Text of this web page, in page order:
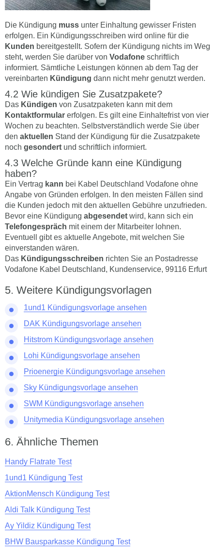
Die Kündigung muss unter Einhaltung gewisser Fristen
erfolgen. Ein Kündigungsschreiben wird online für die
Kunden bereitgestellt. Sofern der Kündigung nichts im Weg
steht, werden Sie darüber von Vodafone schriftlich
informiert. Sämtliche Leistungen können ab dem Tag der
vereinbarten Kündigung dann nicht mehr genutzt werden.
Wie kündigen Sie Zusatzpakete?
Das Kündigen von Zusatzpaketen kann mit dem
Kontaktformular erfolgen. Es gilt eine Einhaltefrist von vier
Wochen zu beachten. Selbstverständlich werde Sie über
den aktuellen Stand der Kündigung für die Zusatzpakete
noch gesondert und schriftlich informiert.
Welche Gründe kann eine Kündigung
haben?
Ein Vertrag kann bei Kabel Deutschland Vodafone ohne
Angabe von Gründen erfolgen. In den meisten Fällen sind
die Kunden jedoch mit den aktuellen Gebühre unzufrieden.
Bevor eine Kündigung abgesendet wird, kann sich ein
Telefongespräch mit einem der Mitarbeiter lohnen.
Eventuell gibt es aktuelle Angebote, mit welchen Sie
einverstanden wären.
Das Kündigungsschreiben richten Sie an Postadresse
Vodafone Kabel Deutschland, Kundenservice, 99116 Erfurt
Weitere Kündigungsvorlagen
1und1 Kündigungsvorlage ansehen
DAK Kündigungsvorlage ansehen
Hitstrom Kündigungsvorlage ansehen
Lohi Kündigungsvorlage ansehen
Prioenergie Kündigungsvorlage ansehen
Sky Kündigungsvorlage ansehen
SWM Kündigungsvorlage ansehen
Unitymedia Kündigungsvorlage ansehen
Ähnliche Themen
Handy Flatrate Test
1und1 Kündigung Test
AktionMensch Kündigung Test
Aldi Talk Kündigung Test
Ay Yildiz Kündigung Test
BHW Bausparkasse Kündigung Test